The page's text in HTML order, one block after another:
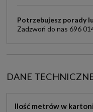
Potrzebujesz porady
Zadzwoń do nas 696
DANE
Ilość metrów w